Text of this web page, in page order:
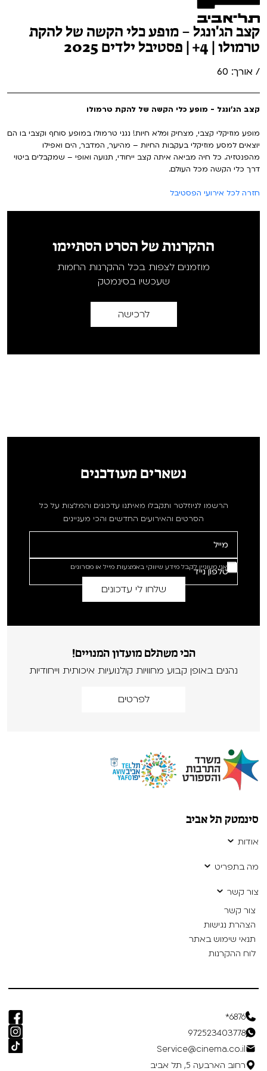
קצב הג'ונגל – מופע כלי הקשה של להקת
טרמולו | 4+ | פסטיבל ילדים 2025
/ אורך: 60
קצב הג'ונגל - מופע כלי הקשה של להקת טרמולו
מופע מוזיקלי קצבי, מצחיק ומלא חיות! נגני טרמולו במופע סוחף וקצבי בו הם
יוצאים למסע מוזיקלי בעקבות החיות – מהיער, המדבר, הים ואפילו
מהפנטזיה. כל חיה מביאה איתה קצב ייחודי, תנועה ואופי – שמקבלים ביטוי
דרך כלי הקשה מכל העולם.
חזרה לכל אירועי הפסטיבל
ההקרנות של הסרט הסתיימו
מוזמנים לצפות בכל ההקרנות החמות
שעכשיו בסינמטק
לרכישה
נשארים מעודכנים
הרשמו לניוזלטר ותקבלו מאיתנו עדכונים והמלצות על כל
הסרטים והאירועים החדשים והכי מעניינים
אני מעוניין לקבל מידע שיווקי באמצעות מייל או מסרונים
הכי משתלם מועדון המנויים!
נהנים באופן קבוע מחוויות קולנועיות איכותית וייחודיות
לפרטים
סינמטק תל אביב
אודות
מה בתפריט
צור קשר
צור קשר
הצהרת נגישות
תנאי שימוש באתר
לוח ההקרנות
6876*
972523403778
Service@cinema.co.il
רחוב הארבעה 5, תל אביב